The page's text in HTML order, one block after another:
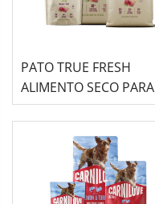
PATO TRUE FRESH
ALIMENTO SECO PARA
PERROS ADULTOS
CARNILOVE